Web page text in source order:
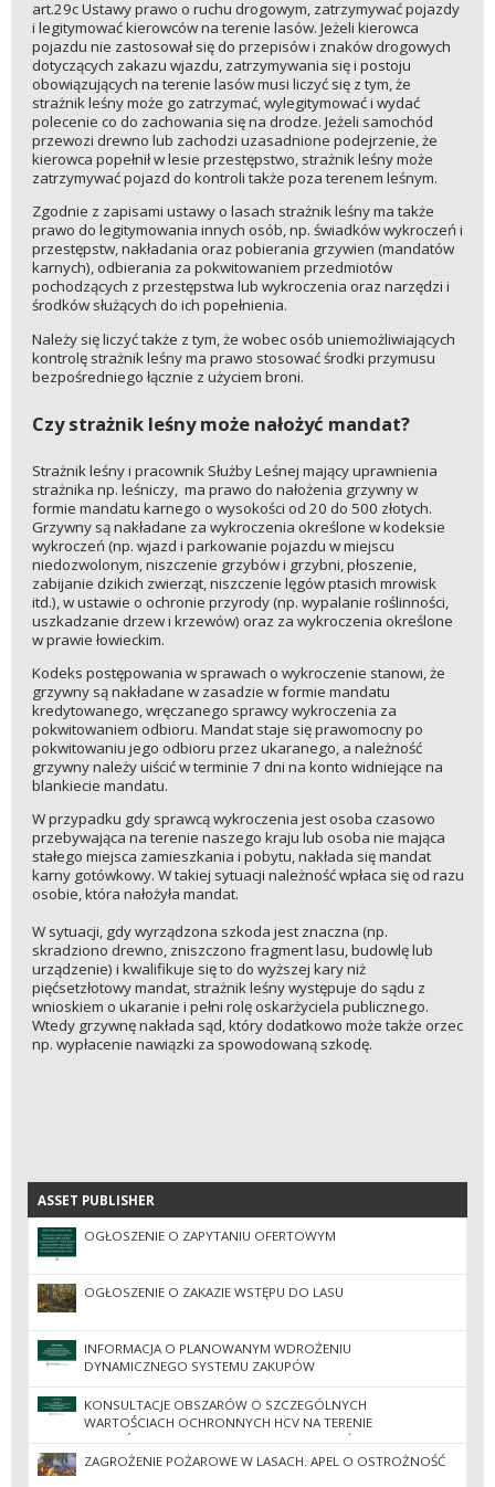
art.29c Ustawy prawo o ruchu drogowym, zatrzymywać pojazdy
i legitymować kierowców na terenie lasów. Jeżeli kierowca
pojazdu nie zastosował się do przepisów i znaków drogowych
dotyczących zakazu wjazdu, zatrzymywania się i postoju
obowiązujących na terenie lasów musi liczyć się z tym, że
strażnik leśny może go zatrzymać, wylegitymować i wydać
polecenie co do zachowania się na drodze. Jeżeli samochód
przewozi drewno lub zachodzi uzasadnione podejrzenie, że
kierowca popełnił w lesie przestępstwo, strażnik leśny może
zatrzymywać pojazd do kontroli także poza terenem leśnym.
Zgodnie z zapisami ustawy o lasach strażnik leśny ma także
prawo do legitymowania innych osób, np. świadków wykroczeń i
przestępstw, nakładania oraz pobierania grzywien (mandatów
karnych), odbierania za pokwitowaniem przedmiotów
pochodzących z przestępstwa lub wykroczenia oraz narzędzi i
środków służących do ich popełnienia.
Należy się liczyć także z tym, że wobec osób uniemożliwiających
kontrolę strażnik leśny ma prawo stosować środki przymusu
bezpośredniego łącznie z użyciem broni.
Czy strażnik leśny może nałożyć mandat?
Strażnik leśny i pracownik Służby Leśnej mający uprawnienia
strażnika np. leśniczy, ma prawo do nałożenia grzywny w
formie mandatu karnego o wysokości od 20 do 500 złotych.
Grzywny są nakładane za wykroczenia określone w kodeksie
wykroczeń (np. wjazd i parkowanie pojazdu w miejscu
niedozwolonym, niszczenie grzybów i grzybni, płoszenie,
zabijanie dzikich zwierząt, niszczenie lęgów ptasich mrowisk
itd.), w ustawie o ochronie przyrody (np. wypalanie roślinności,
uszkadzanie drzew i krzewów) oraz za wykroczenia określone
w prawie łowieckim.
Kodeks postępowania w sprawach o wykroczenie stanowi, że
grzywny są nakładane w zasadzie w formie mandatu
kredytowanego, wręczanego sprawcy wykroczenia za
pokwitowaniem odbioru. Mandat staje się prawomocny po
pokwitowaniu jego odbioru przez ukaranego, a należność
grzywny należy uiścić w terminie 7 dni na konto widniejące na
blankiecie mandatu.
W przypadku gdy sprawcą wykroczenia jest osoba czasowo
przebywająca na terenie naszego kraju lub osoba nie mająca
stałego miejsca zamieszkania i pobytu, nakłada się mandat
karny gotówkowy. W takiej sytuacji należność wpłaca się od razu
osobie, która nałożyła mandat.
W sytuacji, gdy wyrządzona szkoda jest znaczna (np.
skradziono drewno, zniszczono fragment lasu, budowlę lub
urządzenie) i kwalifikuje się to do wyższej kary niż
pięćsetzłotowy mandat, strażnik leśny występuje do sądu z
wnioskiem o ukaranie i pełni rolę oskarżyciela publicznego.
Wtedy grzywnę nakłada sąd, który dodatkowo może także orzec
np. wypłacenie nawiązki za spowodowaną szkodę.
ASSET PUBLISHER
ASSET PUBLISHER
OGŁOSZENIE O ZAPYTANIU OFERTOWYM
OGŁOSZENIE O ZAKAZIE WSTĘPU DO LASU
INFORMACJA O PLANOWANYM WDROŻENIU
DYNAMICZNEGO SYSTEMU ZAKUPÓW
KONSULTACJE OBSZARÓW O SZCZEGÓLNYCH
WARTOŚCIACH OCHRONNYCH HCV NA TERENIE
NADLEŚNICTW REGIONALNEJ DYREKCJI LASÓW
PAŃSTWOWYCH W ZIELONEJ GÓRZE
ZAGROŻENIE POŻAROWE W LASACH. APEL O OSTROŻNOŚĆ